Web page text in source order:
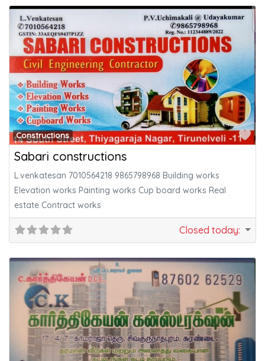
Constructions
Sabari constructions
L.venkatesan 7010564218 9865798968 Building works
Elevation works Painting works Cup board works Real
estate Contract works
Closed today: